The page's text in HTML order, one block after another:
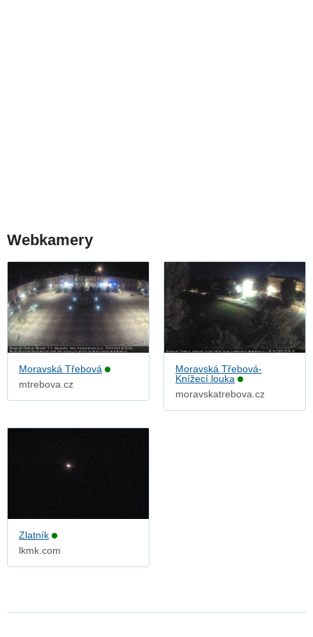
Webkamery
Moravská Třebová
mtrebova.cz
Moravská Třebová-
Knížecí louka
moravskatrebova.cz
Zlatník
lkmk.com